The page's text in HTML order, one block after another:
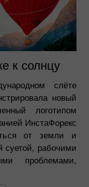
к солнцу
слёте
новый
логотипом
ИнстаФорекс
от земли и
суетой, рабочими
проблемами,